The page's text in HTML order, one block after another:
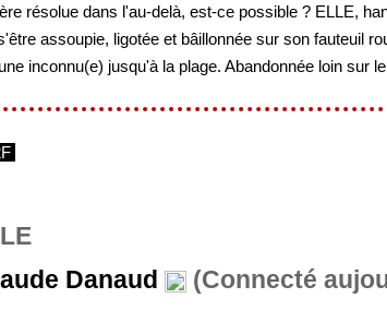
résolue dans l'au-delà, est-ce possible ? ELLE,
assoupie, ligotée et bâillonnée sur son fauteuil
inconnu(e) jusqu'à la plage. Abandonnée loin sur
Danaud (Connecté